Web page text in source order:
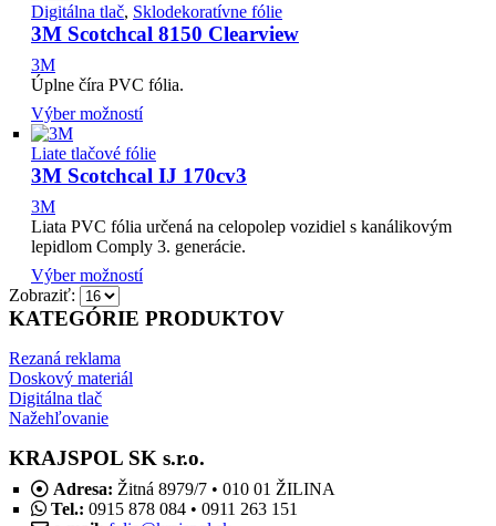
Digitálna tlač, Sklodekoratívne fólie
3M Scotchcal 8150 Clearview
3M
Úplne číra PVC fólia.
Výber možností
Liate tlačové fólie
3M Scotchcal IJ 170cv3
3M
Liata PVC fólia určená na celopolep vozidiel s kanálikovým
lepidlom Comply 3. generácie.
Výber možností
Zobraziť:
KATEGÓRIE PRODUKTOV
Rezaná reklama
Doskový materiál
Digitálna tlač
Nažehľovanie
KRAJSPOL SK s.r.o.
Adresa: Žitná 8979/7 • 010 01 ŽILINA
Tel.: 0915 878 084 • 0911 263 151